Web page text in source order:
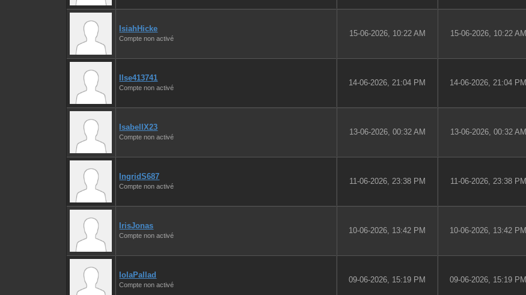
IsiahHicke
Compte non activé
15-06-2026, 10:22 AM 15-06-2026, 10:22 AM
Ilse413741
Compte non activé
14-06-2026, 21:04 PM 14-06-2026, 21:04 PM
IsabellX23
Compte non activé
13-06-2026, 00:32 AM 13-06-2026, 00:32 AM
IngridS687
Compte non activé
11-06-2026, 23:38 PM 11-06-2026, 23:38 PM
IrisJonas
Compte non activé
10-06-2026, 13:42 PM 10-06-2026, 13:42 PM
IolaPallad
Compte non activé
09-06-2026, 15:19 PM 09-06-2026, 15:19 PM